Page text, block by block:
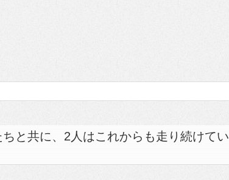
と共に、2人はこれからも走り続けてい